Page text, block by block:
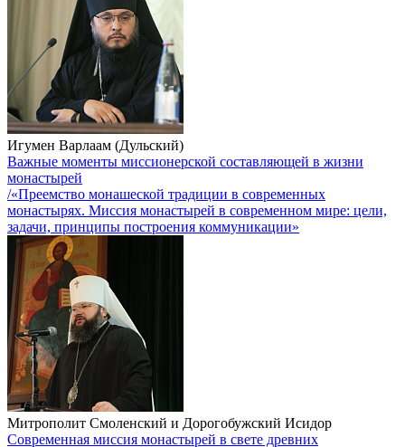
Игумен Варлаам (Дульский)
Важные моменты миссионерской составляющей в жизни
монастырей
/«Преемство монашеской традиции в современных
монастырях. Миссия монастырей в современном мире: цели,
задачи, принципы построения коммуникации»
Митрополит Смоленский и Дорогобужский Исидор
Современная миссия монастырей в свете древних